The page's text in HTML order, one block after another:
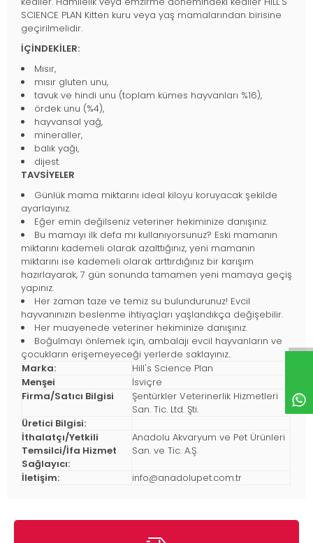
SCIENCE PLAN Kitten kuru veya yaş mamalarından birisine
geçirilmelidir.
İÇİNDEKİLER:
Mısır,
mısır gluten unu,
tavuk ve hindi unu (toplam kümes hayvanları %16),
ördek unu (%4),
hayvansal yağ,
mineraller,
balık yağı,
dijest.
TAVSİYELER
Günlük mama miktarını ideal kiloyu koruyacak şekilde
ayarlayınız.
Eğer emin değilseniz veteriner hekiminize danışınız.
Bu mamayı ilk defa mı kullanıyorsunuz? Eski mamanın
miktarını kademeli olarak azalttığınız, yeni mamanın
miktarını ise kademeli olarak arttırdığınız bir karışım
hazırlayarak, 7 gün sonunda tamamen yeni mamaya geçiş
yapınız.
Her zaman taze ve temiz su bulundurunuz! Evcil
hayvanınızın beslenme ihtiyaçları yaşlandıkça değişebilir.
Her muayenede veteriner hekiminize danışınız.
Boğulmayı önlemek için, ambalajı evcil hayvanların ve
çocukların erişemeyeceği yerlerde saklayınız..
Marka:
Hill's Science Plan
Menşei
İsviçre
Firma/Satıcı Bilgisi
Şentürkler Veterinerlik Hizmetleri
San. Tic. Ltd. Şti.
Üretici Bilgisi:
İthalatçı/Yetkili
Temsilci/İfa Hizmet
Sağlayıcı:
Anadolu Akvaryum ve Pet Ürünleri
San. ve Tic. A.Ş.
İletişim: info@anadolupet.com.tr